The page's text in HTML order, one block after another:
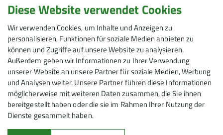
Hiermit erkläre ich mich einverstanden, dass
meine in das Kontaktformular eingegebenen
Daten elektronisch gesichert und zum Zweck der
Kontaktaufnahme verarbeitet und genutzt
werden. Mir ist bekannt, dass ich meine
Einwilligung jederzeit wiederrufen kann. *
Mit (*) markierte Felder
sind Pflichtfelder
Absenden
Diese Website verwendet Cookies
Wir verwenden Cookies, um Inhalte und Anzeigen zu
personalisieren, Funktionen für soziale Medien anbieten zu
können und Zugriffe auf unsere Website zu analysieren.
Außerdem geben wir Informationen zu Ihrer Verwendung
unserer Website an unsere Partner für soziale Medien, Werbung
und Analysen weiter. Unsere Partner führen diese Informationen
möglicherweise mit weiteren Daten zusammen, die Sie ihnen
bereitgestellt haben oder die sie im Rahmen Ihrer Nutzung der
Dienste gesammelt haben.